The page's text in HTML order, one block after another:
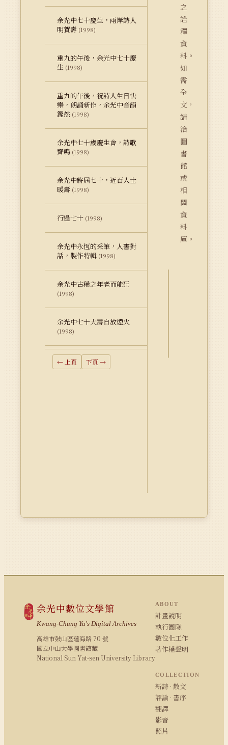
余光中七十慶生，兩岸詩人
明賀壽 (1998)
重九的午後，余光中七十慶
生 (1998)
重九的午後，祝詩人生日快
樂，朗誦新作，余光中音韻
鏗然 (1998)
余光中七十歲慶生會，詩歌
齊鳴 (1998)
余光中將屆七十，近百人士
暖壽 (1998)
行過七十 (1998)
余光中永恆的采筆，人書對
話，製作特輯 (1998)
余光中古稀之年老而能狂
(1998)
余光中七十大壽自放煙火
(1998)
← 上頁 下頁 →
之
詮
釋
資
料。
如
需
全
文，
請
洽
圖
書
館
或
相
關
資
料
庫。
余光中數位文學館
Kwang-Chung Yu's Digital Archives
高雄市鼓山區蓮海路 70 號
國立中山大學圖書館藏
National Sun Yat-sen University Library
ABOUT
計畫說明
執行團隊
數位化工作
著作權聲明
COLLECTION
新詩 · 散文
評論 · 書序
翻譯
影音
照片